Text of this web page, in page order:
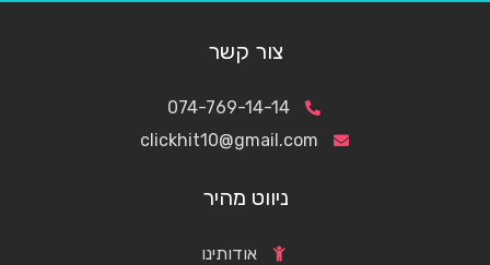
צור קשר
074-769-14-14
clickhit10@gmail.com
ניווט מהיר
אודותינו